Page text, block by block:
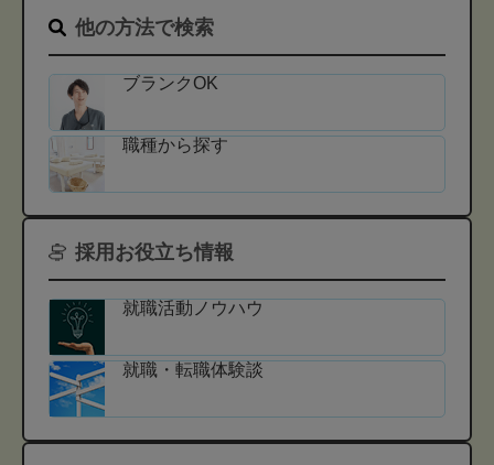
他の方法で検索
ブランクOK
職種から探す
採用お役立ち情報
就職活動ノウハウ
就職・転職体験談